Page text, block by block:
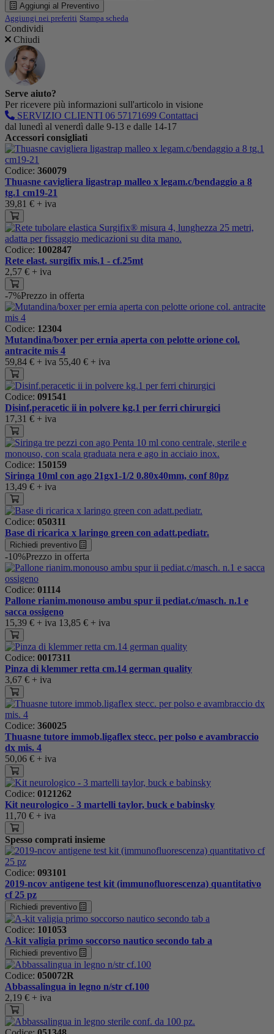
Aggiungi al Preventivo
Aggiungi nei preferiti Stampa scheda
Condividi
Chiudi
Serve aiuto?
Per ricevere più informazioni sull'articolo in visione
SERVIZIO CLIENTI 06 57171699 Contattaci
dal lunedì al venerdì dalle 9-13 e dalle 14-17
Accessori consigliati
Codice: 360079
Thuasne cavigliera ligastrap malleo x legam.c/bendaggio a 8
tg.1 cm19-21
39,81 € + iva
Codice: 1002847
Rete elast. surgifix mis.1 - cf.25mt
2,57 € + iva
-7%Prezzo in offerta
Codice: 12304
Mutandina/boxer per ernia aperta con pelotte orione col.
antracite mis 4
59,84 € + iva 55,40 € + iva
Codice: 091541
Disinf.peracetic ii in polvere kg.1 per ferri chirurgici
17,31 € + iva
Codice: 150159
Siringa 10ml con ago 21gx1-1/2 0.80x40mm, conf 80pz
13,49 € + iva
Codice: 050311
Base di ricarica x laringo green con adatt.pediatr.
Richiedi preventivo
-10%Prezzo in offerta
Codice: 01114
Pallone rianim.monouso ambu spur ii pediat.c/masch. n.1 e
sacca ossigeno
15,39 € + iva 13,85 € + iva
Codice: 0017311
Pinza di klemmer retta cm.14 german quality
3,67 € + iva
Codice: 360025
Thuasne tutore immob.ligaflex stecc. per polso e avambraccio
dx mis. 4
50,06 € + iva
Codice: 0121262
Kit neurologico - 3 martelli taylor, buck e babinsky
11,70 € + iva
Spesso comprati insieme
Codice: 093101
2019-ncov antigene test kit (immunofluorescenza) quantitativo
cf 25 pz
Richiedi preventivo
Codice: 101053
A-kit valigia primo soccorso nautico secondo tab a
Richiedi preventivo
Codice: 050072R
Abbassalingua in legno n/str cf.100
2,19 € + iva